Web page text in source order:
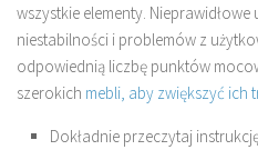
wszystkie elementy.
niestabilności i problemów z
odpowiednią liczbę punktów
szerokich mebli, aby zwiększyć ich
Dokładnie przeczytaj